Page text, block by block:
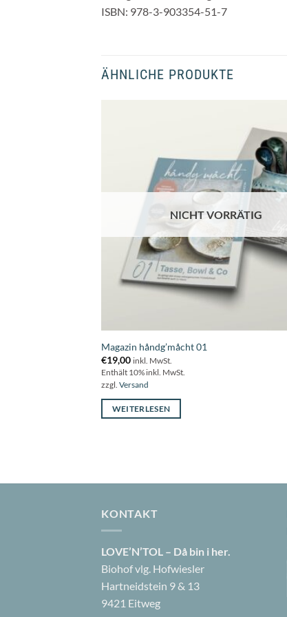
ISBN: 978-3-903354-51-7
ÄHNLICHE PRODUKTE
NICHT VORRÄTIG
Magazin håndg’måcht 01
€19,00 inkl. MwSt.
Enthält 10% inkl. MwSt.
zzgl. Versand
WEITERLESEN
KONTAKT
LOVE’N’TOL – Då bin i her.
Biohof vlg. Hofwiesler
Hartneidstein 9 & 13
9421 Eitweg